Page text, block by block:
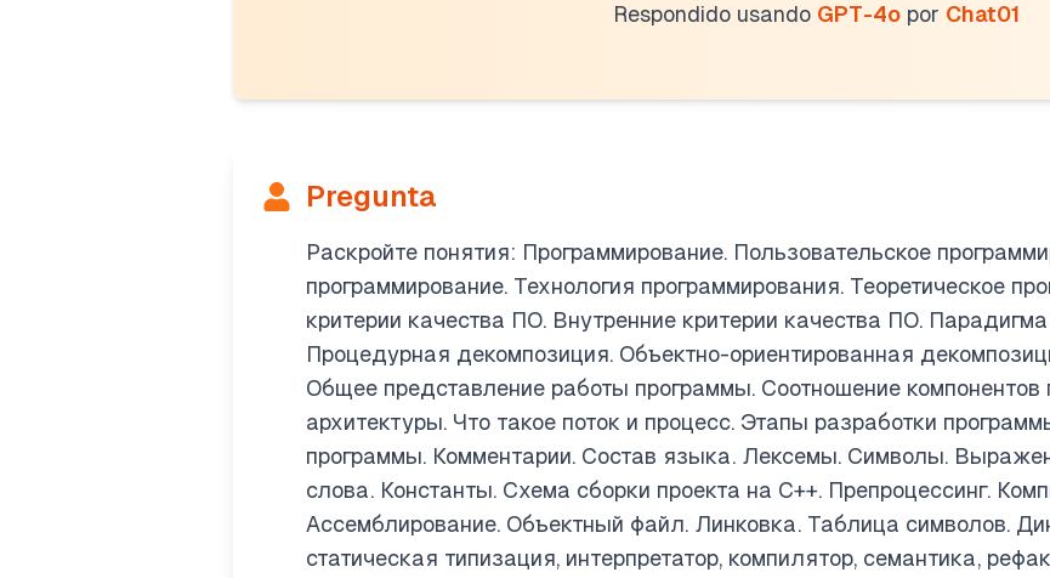
Respondido usando GPT-4o por Chat01
Pregunta
Раскройте понятия: Программирование. Пользовательское
программирование. Технология программирования. Теоретическое
критерии качества ПО. Внутренние критерии качества ПО.
Процедурная декомпозиция. Объектно-ориентированная
Общее представление работы программы. Соотношение компонентов
архитектуры. Что такое поток и процесс. Этапы разработки
программы. Комментарии. Состав языка. Лексемы. Символы.
слова. Константы. Схема сборки проекта на С++. Препроцессинг.
Ассемблирование. Объектный файл. Линковка. Таблица символов.
статическая типизация, интерпретатор, компилятор, семантика,